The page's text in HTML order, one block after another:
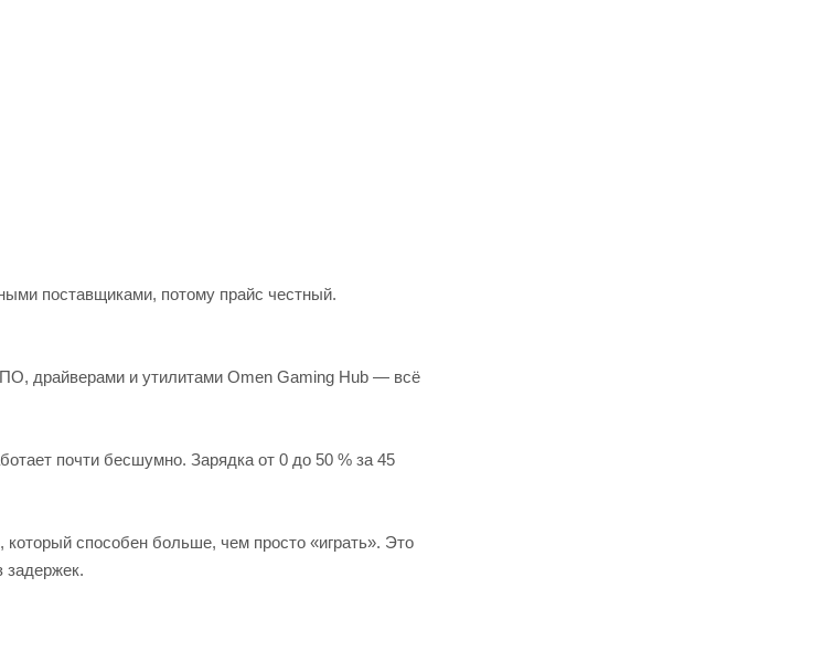
поставщиками, потому прайс честный.
драйверами и утилитами Omen Gaming Hub — всё
почти бесшумно. Зарядка от 0 до 50 % за 45
способен больше, чем просто «играть». Это
задержек.